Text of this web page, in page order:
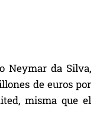
Neymar da Silva,
de euros por
misma que el